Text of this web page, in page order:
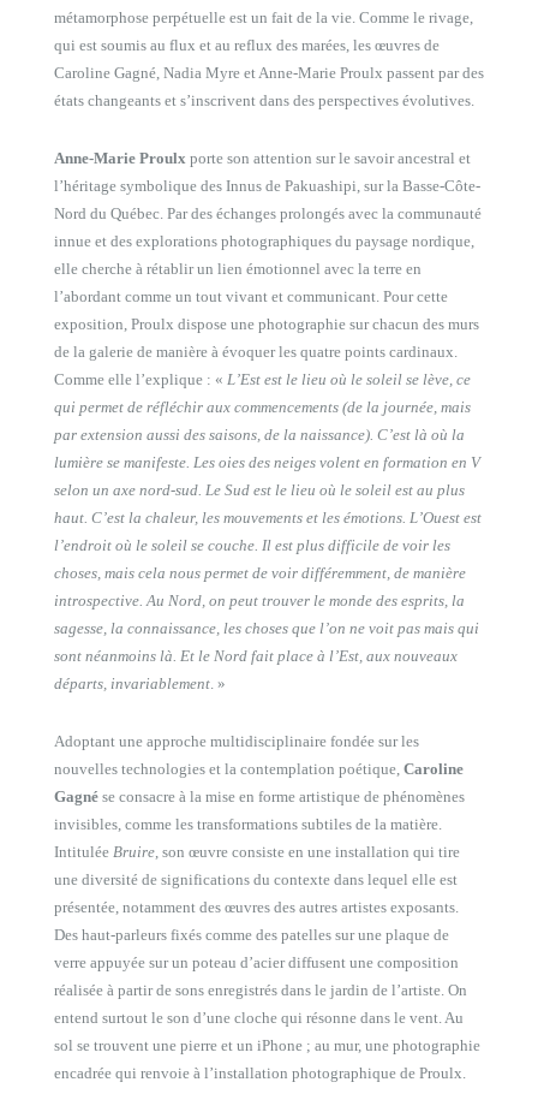
métamorphose perpétuelle est un fait de la vie. Comme le rivage,
qui est soumis au flux et au reflux des marées, les œuvres de
Caroline Gagné, Nadia Myre et Anne-Marie Proulx passent par des
états changeants et s’inscrivent dans des perspectives évolutives.
Anne-Marie Proulx porte son attention sur le savoir ancestral et
l’héritage symbolique des Innus de Pakuashipi, sur la Basse-Côte-
Nord du Québec. Par des échanges prolongés avec la communauté
innue et des explorations photographiques du paysage nordique,
elle cherche à rétablir un lien émotionnel avec la terre en
l’abordant comme un tout vivant et communicant. Pour cette
exposition, Proulx dispose une photographie sur chacun des murs
de la galerie de manière à évoquer les quatre points cardinaux.
Comme elle l’explique : « L’Est est le lieu où le soleil se lève, ce
qui permet de réfléchir aux commencements (de la journée, mais
par extension aussi des saisons, de la naissance). C’est là où la
lumière se manifeste. Les oies des neiges volent en formation en V
selon un axe nord-sud. Le Sud est le lieu où le soleil est au plus
haut. C’est la chaleur, les mouvements et les émotions. L’Ouest est
l’endroit où le soleil se couche. Il est plus difficile de voir les
choses, mais cela nous permet de voir différemment, de manière
introspective. Au Nord, on peut trouver le monde des esprits, la
sagesse, la connaissance, les choses que l’on ne voit pas mais qui
sont néanmoins là. Et le Nord fait place à l’Est, aux nouveaux
départs, invariablement . »
Adoptant une approche multidisciplinaire fondée sur les
nouvelles technologies et la contemplation poétique, Caroline
Gagné se consacre à la mise en forme artistique de phénomènes
invisibles, comme les transformations subtiles de la matière.
Intitulée Bruire , son œuvre consiste en une installation qui tire
une diversité de significations du contexte dans lequel elle est
présentée, notamment des œuvres des autres artistes exposants.
Des haut-parleurs fixés comme des patelles sur une plaque de
verre appuyée sur un poteau d’acier diffusent une composition
réalisée à partir de sons enregistrés dans le jardin de l’artiste. On
entend surtout le son d’une cloche qui résonne dans le vent. Au
sol se trouvent une pierre et un iPhone ; au mur, une photographie
encadrée qui renvoie à l’installation photographique de Proulx.